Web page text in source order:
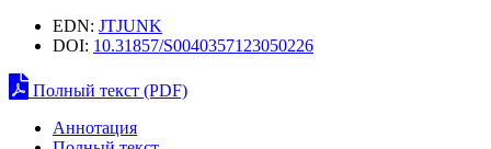
EDN: JTJUNK
DOI: 10.31857/S0040357123050226
Полный текст (PDF)
Аннотация